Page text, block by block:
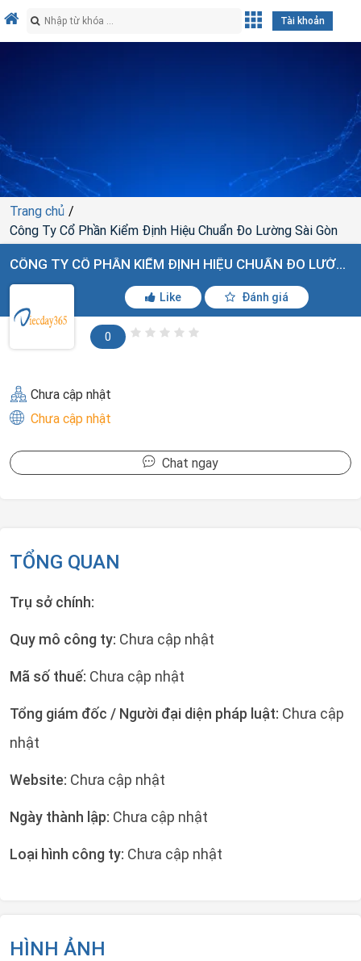
Tài khoản
Trang chủ
Công Ty Cổ Phần Kiểm Định Hiệu Chuẩn Đo Lường Sài Gòn
CÔNG TY CỔ PHẦN KIỂM ĐỊNH HIỆU CHUẨN ĐO LƯỜNG SÀI GÒN
Like Đánh giá
0
Chưa cập nhật
Chưa cập nhật
Chat ngay
TỔNG QUAN
Trụ sở chính:
Quy mô công ty: Chưa cập nhật
Mã số thuế: Chưa cập nhật
Tổng giám đốc / Người đại diện pháp luật: Chưa cập
nhật
Website: Chưa cập nhật
Ngày thành lập: Chưa cập nhật
Loại hình công ty: Chưa cập nhật
HÌNH ẢNH